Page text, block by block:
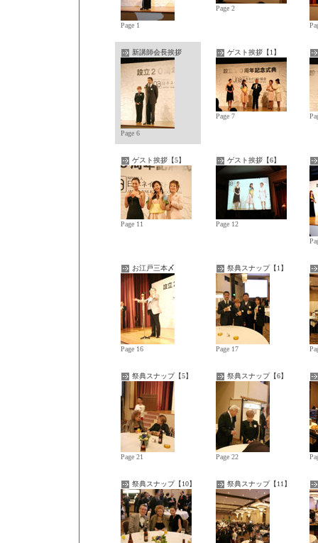
Page 1
Page 2
新講師会長挨拶
Page 6
ゲスト挨拶【1】
Page 7
ゲスト挨拶【5】
Page 11
ゲスト挨拶【6】
Page 12
お江戸三本〆
Page 16
祭典スナップ【1】
Page 17
祭典スナップ【5】
Page 21
祭典スナップ【6】
Page 22
祭典スナップ【10】 祭典スナップ【11】